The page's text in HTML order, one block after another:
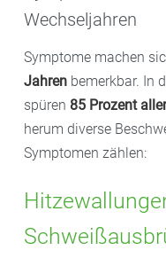
Wechseljahren
Symptome machen
Jahren bemerkbar. In
spüren 85 Prozent
herum diverse
Symptomen zählen: